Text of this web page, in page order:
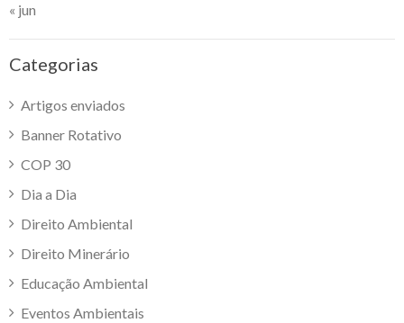
« jun
Categorias
Artigos enviados
Banner Rotativo
COP 30
Dia a Dia
Direito Ambiental
Direito Minerário
Educação Ambiental
Eventos Ambientais